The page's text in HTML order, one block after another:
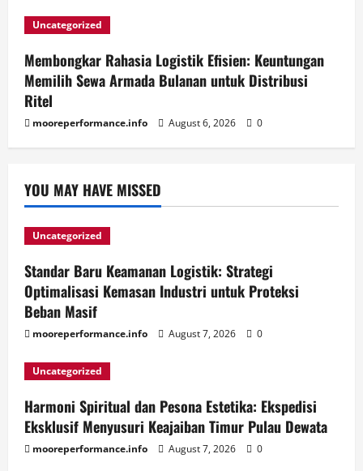
Uncategorized
Membongkar Rahasia Logistik Efisien: Keuntungan
Memilih Sewa Armada Bulanan untuk Distribusi
Ritel
mooreperformance.info August 6, 2026 0
YOU MAY HAVE MISSED
Uncategorized
Standar Baru Keamanan Logistik: Strategi
Optimalisasi Kemasan Industri untuk Proteksi
Beban Masif
mooreperformance.info August 7, 2026 0
Uncategorized
Harmoni Spiritual dan Pesona Estetika: Ekspedisi
Eksklusif Menyusuri Keajaiban Timur Pulau Dewata
mooreperformance.info August 7, 2026 0